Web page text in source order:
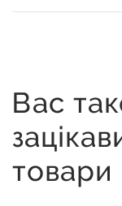
Вас
товари